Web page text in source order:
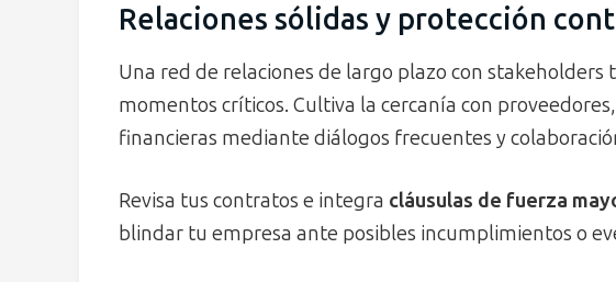
Relaciones sólidas y protección
Una red de relaciones de largo plazo con stakeholders
momentos críticos. Cultiva la cercanía con
financieras mediante diálogos frecuentes y
Revisa tus contratos e integra cláusulas de fuerza
blindar tu empresa ante posibles incumplimientos o